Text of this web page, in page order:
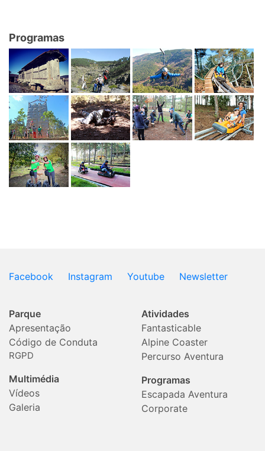
Programas
Facebook Instagram Youtube Newsletter
Parque
Apresentação
Código de Conduta
RGPD
Multimédia
Vídeos
Galeria
Atividades
Fantasticable
Alpine Coaster
Percurso Aventura
Programas
Escapada Aventura
Corporate